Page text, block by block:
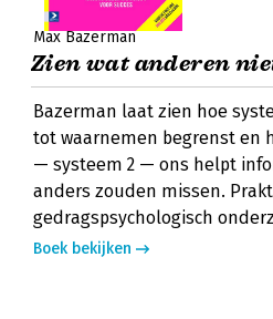
Max Bazerman
Zien wat anderen
Bazerman laat zien hoe
tot waarnemen begrenst en
— systeem 2 — ons helpt
anders zouden missen.
gedragspsychologisch
Boek bekijken